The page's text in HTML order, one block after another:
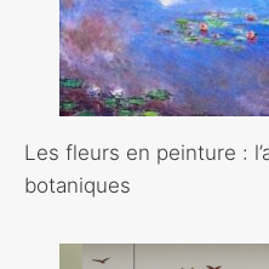
Les fleurs en peinture :
botaniques